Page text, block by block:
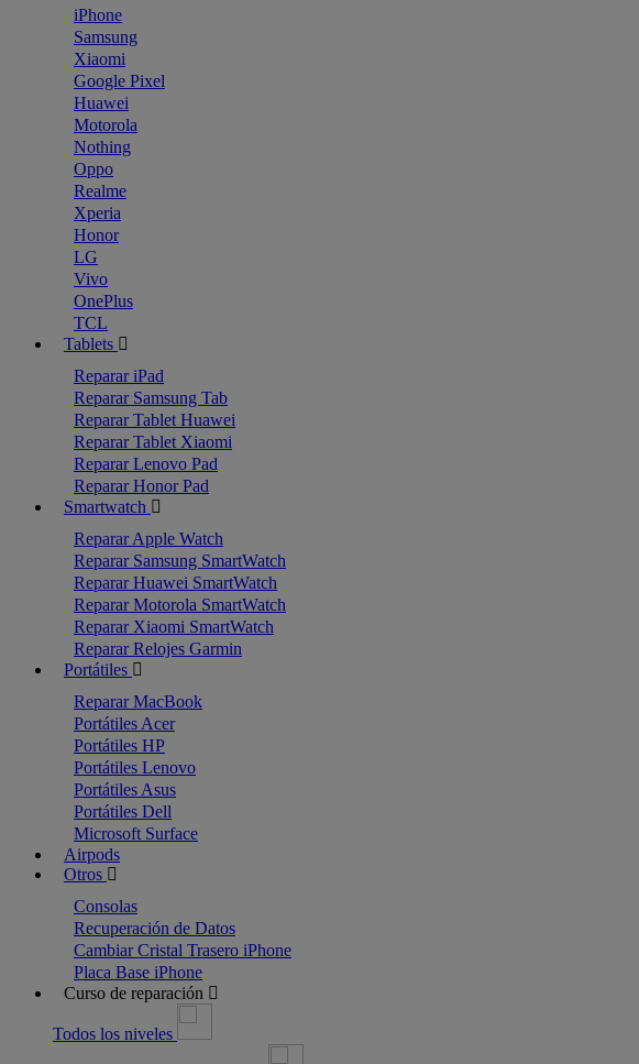
iPhone
Samsung
Xiaomi
Google Pixel
Huawei
Motorola
Nothing
Oppo
Realme
Xperia
Honor
LG
Vivo
OnePlus
TCL
Tablets
Reparar iPad
Reparar Samsung Tab
Reparar Tablet Huawei
Reparar Tablet Xiaomi
Reparar Lenovo Pad
Reparar Honor Pad
Smartwatch
Reparar Apple Watch
Reparar Samsung SmartWatch
Reparar Huawei SmartWatch
Reparar Motorola SmartWatch
Reparar Xiaomi SmartWatch
Reparar Relojes Garmin
Portátiles
Reparar MacBook
Portátiles Acer
Portátiles HP
Portátiles Lenovo
Portátiles Asus
Portátiles Dell
Microsoft Surface
Airpods
Otros
Consolas
Recuperación de Datos
Cambiar Cristal Trasero iPhone
Placa Base iPhone
Curso de reparación
Todos los niveles